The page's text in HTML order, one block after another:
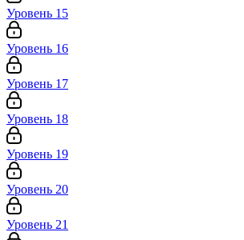
Уровень 15
Уровень 16
Уровень 17
Уровень 18
Уровень 19
Уровень 20
Уровень 21